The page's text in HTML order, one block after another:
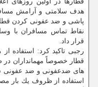
هدف سلامتی و آرامش
پاشی و ضد عفونی كردن
نقاط تماس مسافران با
قرار داد.
رجبی تاكید كرد:
قطار خصوصاً مهمانداران
های ضدعفونی و ضد
استفاده از ظروف یك بار